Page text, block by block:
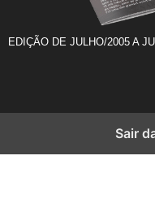
EDIÇÃO DE JULHO/2005 A
Sair